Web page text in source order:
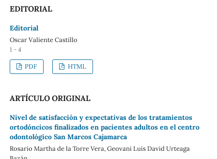
EDITORIAL
Editorial
Oscar Valiente Castillo
1 - 4
PDF HTML
ARTÍCULO ORIGINAL
Nivel de satisfacción y expectativas de los tratamientos
ortodóncicos finalizados en pacientes adultos en el centro
odontológico San Marcos Cajamarca
Rosario Martha de la Torre Vera, Geovani Luis David Urteaga